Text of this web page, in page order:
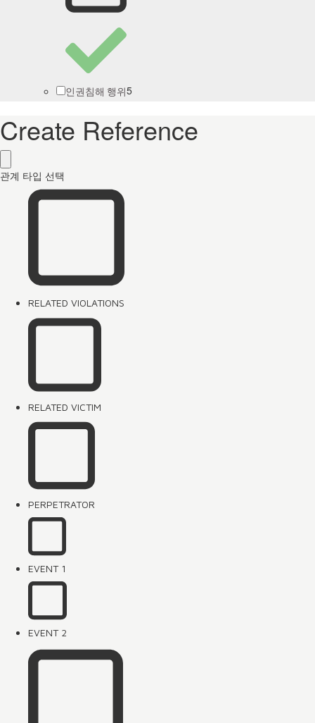
인권침해 행위5
Create Reference
관계 타입 선택
RELATED VIOLATIONS
RELATED VICTIM
PERPETRATOR
EVENT 1
EVENT 2